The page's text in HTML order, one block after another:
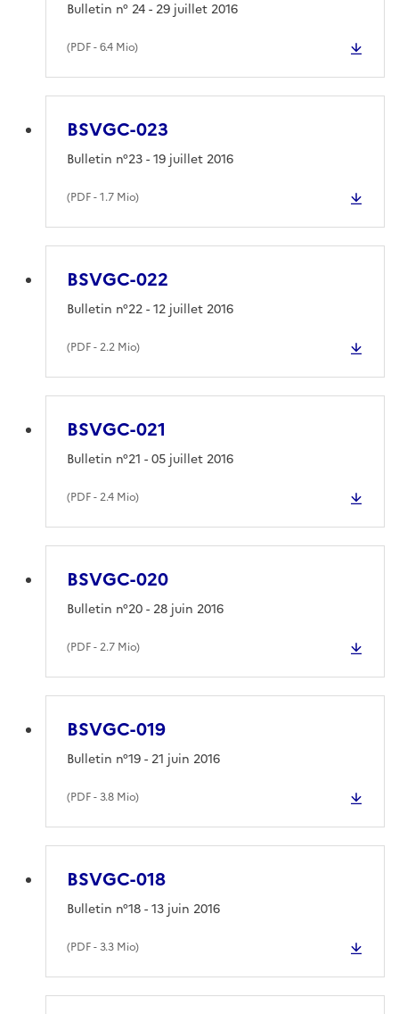
(PDF- 6.4 Mio)
Bulletin n° 24 - 29 juillet 2016
BSVGC-023
(PDF- 1.7 Mio)
Bulletin n°23 - 19 juillet 2016
BSVGC-022
(PDF- 2.2 Mio)
Bulletin n°22 - 12 juillet 2016
BSVGC-021
(PDF- 2.4 Mio)
Bulletin n°21 - 05 juillet 2016
BSVGC-020
(PDF- 2.7 Mio)
Bulletin n°20 - 28 juin 2016
BSVGC-019
(PDF- 3.8 Mio)
Bulletin n°19 - 21 juin 2016
BSVGC-018
(PDF- 3.3 Mio)
Bulletin n°18 - 13 juin 2016